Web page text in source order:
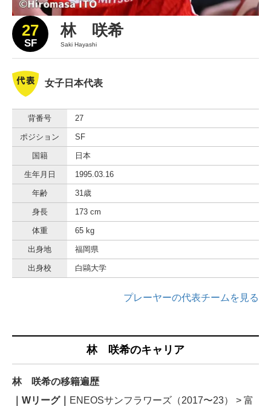
27
SF
林 咲希
Saki Hayashi
女子日本代表
背番号 27
ポジション SF
国籍 日本
生年月日 1995.03.16
年齢 31歳
身長 173 cm
体重 65 kg
出身地 福岡県
出身校 白鷗大学
プレーヤーの代表チームを見る
林 咲希のキャリア
林 咲希の移籍遍歴
｜Wリーグ｜
ENEOSサンフラワーズ（2017〜23） > 富